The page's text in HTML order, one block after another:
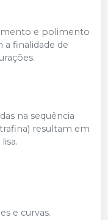
e polimento
a finalidade de
na sequência
resultam em
e curvas.